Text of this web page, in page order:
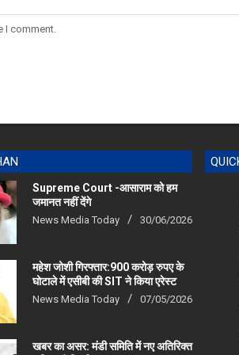
I comment.
Supreme Court -आसाराम को हम
जमानत नहीं देंगे
News Media Today 30/06/2026
महेश जोशी गिरफ्तार:900 करोड़ रुपए के
घोटाले में एसीबी की SIT ने किया एरेस्‍ट
News Media Today 07/05/2026
खबर का असर: मंडी समिति में नए अतिरिक्त